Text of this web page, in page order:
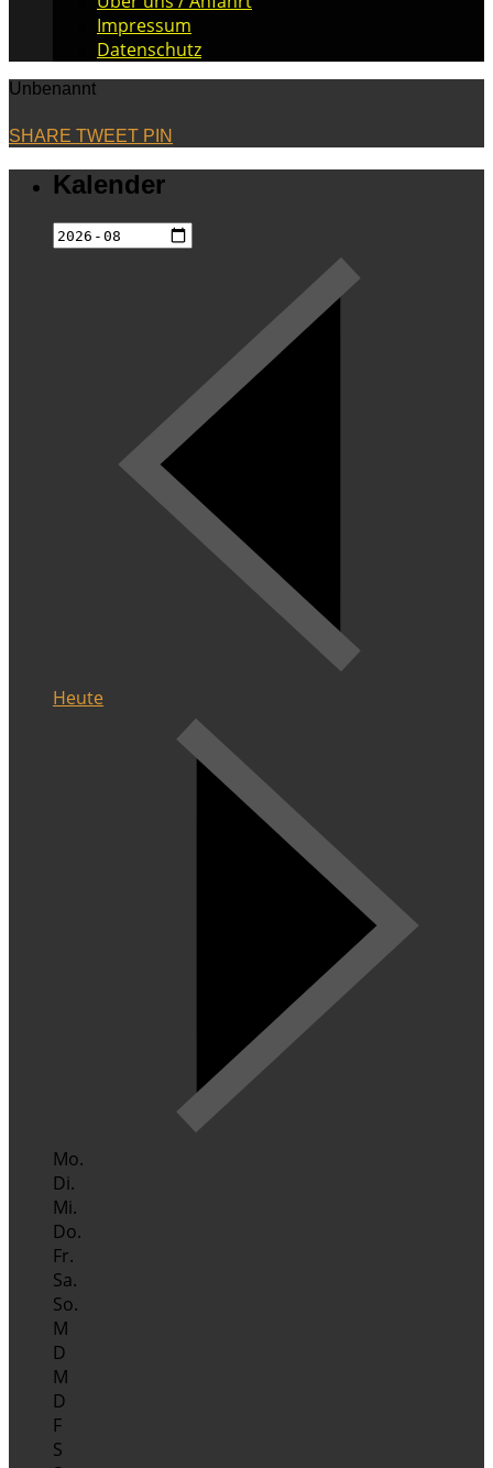
Impressum
Datenschutz
Unbenannt
SHARE TWEET PIN
Kalender
Heute
Mo.
Di.
Mi.
Do.
Fr.
Sa.
So.
M
D
M
D
F
S